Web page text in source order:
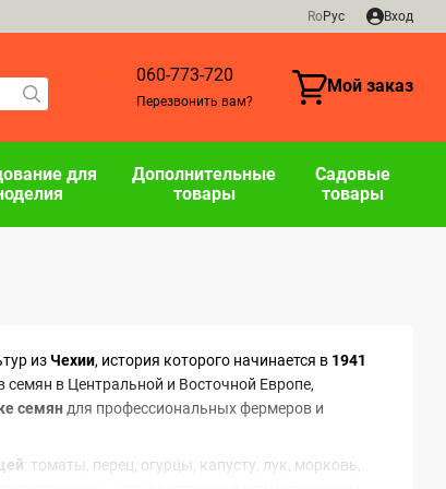
RoРус Вход
060-773-720
Перезвонить вам?
Мой заказ
для
Дополнительные
товары
Садовые
товары
из Чехии, история которого начинается в 1941
в Центральной и Восточной Европе,
семян для профессиональных фермеров и
: томаты, перец, огурцы, капусту, лук, морковь,